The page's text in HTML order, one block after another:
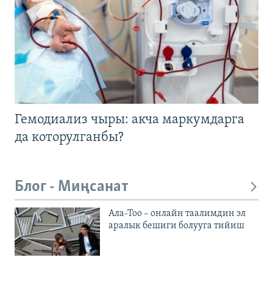
Гемодиализ чыры: акча маркумдарга
да которулганбы?
Блог - Миңсанат
Ала-Тоо – онлайн таалимдин эл
аралык бешиги болууга тийиш